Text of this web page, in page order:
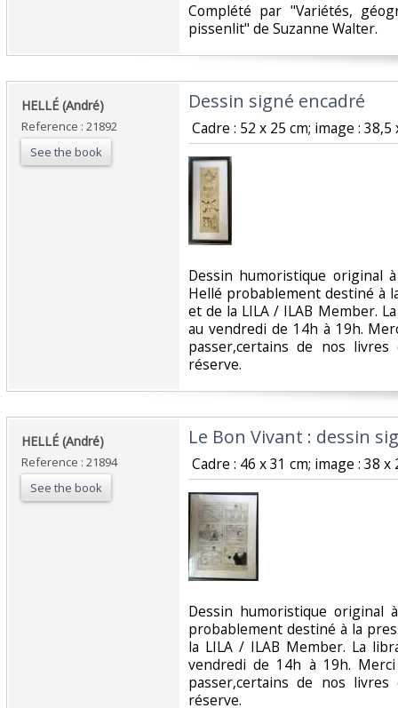
‎Complété par "Variétés,
pissenlit" de Suzanne Walter. ‎
‎HELLÉ (André)‎
Reference : 21892
See the book
‎Dessin signé encadré‎
Cadre : 52 x 25 cm; image : 38,5
‎Dessin humoristique original
Hellé probablement destiné à
et de la LILA / ILAB Member.
au vendredi de 14h à 19h.
passer,certains de nos
réserve. ‎
‎HELLÉ (André)‎
Reference : 21894
See the book
‎Le Bon Vivant : dessin
Cadre : 46 x 31 cm; image : 38 x
‎Dessin humoristique original
probablement destiné à la
la LILA / ILAB Member. La
vendredi de 14h à 19h.
passer,certains de nos
réserve. ‎